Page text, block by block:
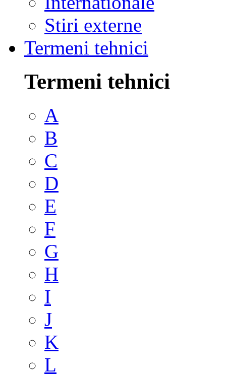
Stiri externe
Termeni tehnici
Termeni tehnici
A
B
C
D
E
F
G
H
I
J
K
L